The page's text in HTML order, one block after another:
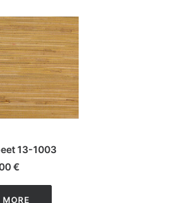
13-1003
€